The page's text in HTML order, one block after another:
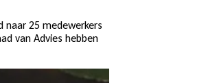
naar 25 medewerkers
van Advies hebben